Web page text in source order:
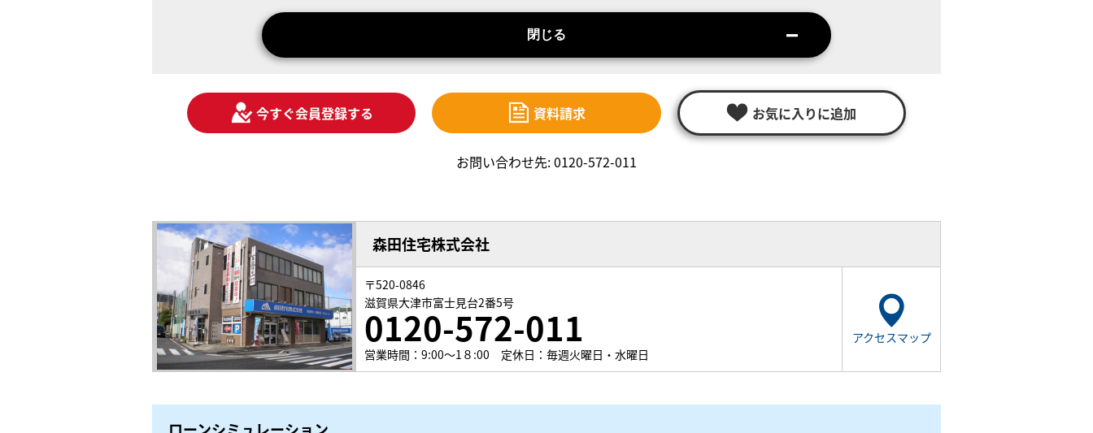
閉じる
今すぐ会員登録する 資料請求 お気に入りに追加
お問い合わせ先: 0120-572-011
森田住宅株式会社
〒520-0846
滋賀県大津市富士見台2番5号
0120-572-011
営業時間：9:00～1８:00 定休日：毎週火曜日・水曜日
アクセスマップ
ローンシミュレーション